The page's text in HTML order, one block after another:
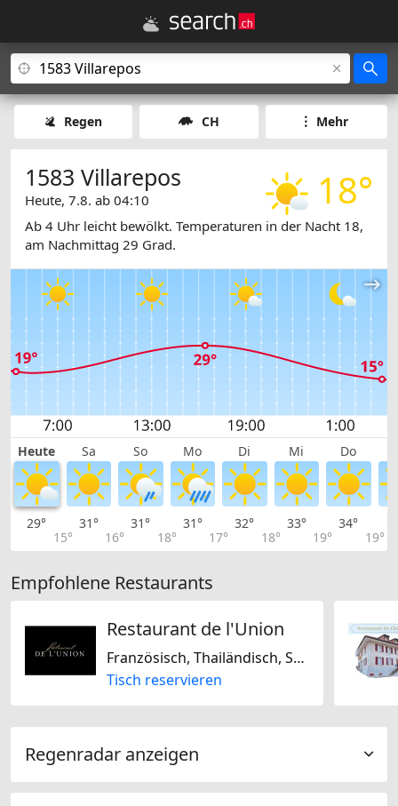
Regen CH Mehr
18°
1583 Villarepos
Heute, 7.8. ab 04:10
Ab 4 Uhr leicht bewölkt. Temperaturen in der Nacht 18,
am Nachmittag 29 Grad.
Heute Sa So Mo Di Mi Do
29°
15°
31°
16°
31°
18°
31°
17°
32°
18°
33°
19°
34°
19°
Empfohlene Restaurants
Restaurant de l'Union
Französisch, Thailändisch, Schweizerisch, Glutenfrei, Sojafrei, Laktosefrei
Tisch reservieren
Regenradar anzeigen